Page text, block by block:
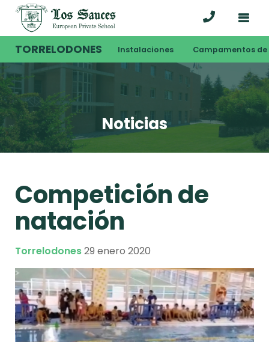
TORRELODONES Instalaciones Campamentos de
Noticias
Competición de
natación
Torrelodones29 enero 2020